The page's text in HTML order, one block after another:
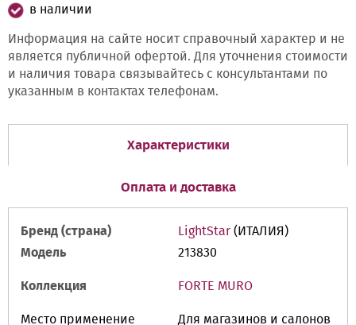
в наличии
Информация на сайте носит справочный характер и не
является публичной офертой. Для уточнения стоимости
и наличия товара связывайтесь с консультантами по
указанным в контактах телефонам.
Характеристики
Оплата и доставка
Бренд (страна) LightStar (ИТАЛИЯ)
Модель
213830
Коллекция FORTE MURO
Место применение
Для магазинов и салонов